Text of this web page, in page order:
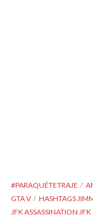
#PARAQUÉTETRAJE
GTA V
HASHTAGS
JFK ASSASSINATION JFK